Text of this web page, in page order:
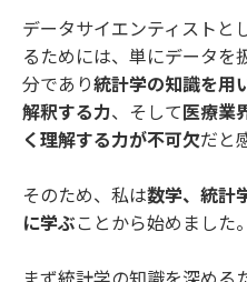
データサイエンティストと
るためには、単にデータを
分であり統計学の知識を用
解釈する力、そして医療業
く理解する力が不可欠だと
そのため、私は数学、統計
に学ぶ ことから始めました。